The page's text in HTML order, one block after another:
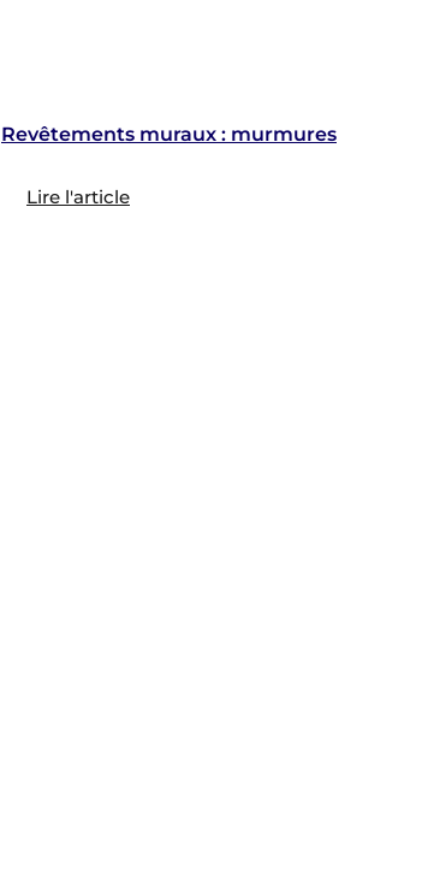
Revêtements muraux : murmures
Lire l'article